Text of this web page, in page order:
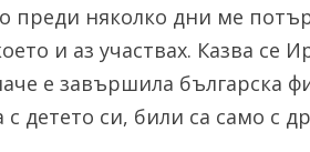
преди няколко дни ме
и аз участвах. Казва се
е завършила българска
с детето си, били са само с